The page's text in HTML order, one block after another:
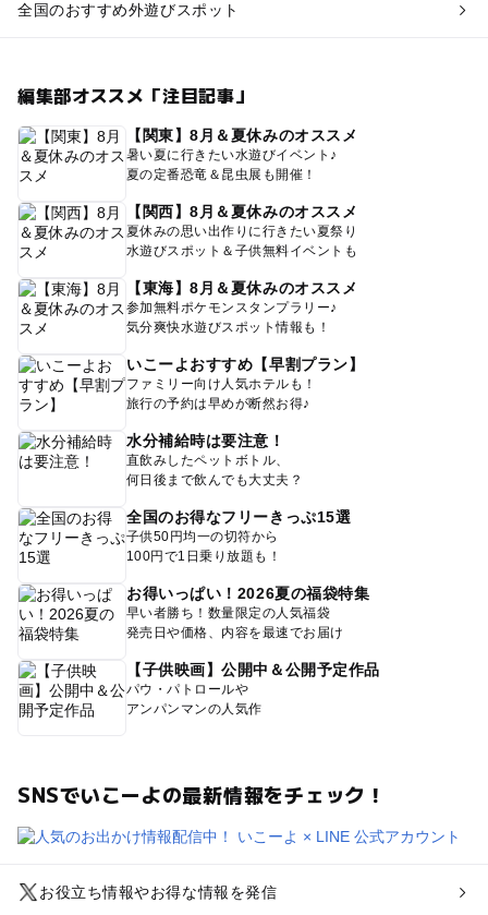
全国のおすすめ外遊びスポット
編集部オススメ「注目記事」
【関東】8月＆夏休みのオススメ
暑い夏に行きたい水遊びイベント♪
夏の定番恐竜＆昆虫展も開催！
【関西】8月＆夏休みのオススメ
夏休みの思い出作りに行きたい夏祭り
水遊びスポット＆子供無料イベントも
【東海】8月＆夏休みのオススメ
参加無料ポケモンスタンプラリー♪
気分爽快水遊びスポット情報も！
いこーよおすすめ【早割プラン】
ファミリー向け人気ホテルも！
旅行の予約は早めが断然お得♪
水分補給時は要注意！
直飲みしたペットボトル、
何日後まで飲んでも大丈夫？
全国のお得なフリーきっぷ15選
子供50円均一の切符から
100円で1日乗り放題も！
お得いっぱい！2026夏の福袋特集
早い者勝ち！数量限定の人気福袋
発売日や価格、内容を最速でお届け
【子供映画】公開中＆公開予定作品
パウ・パトロールや
アンパンマンの人気作
SNSでいこーよの最新情報をチェック！
お役立ち情報やお得な情報を発信